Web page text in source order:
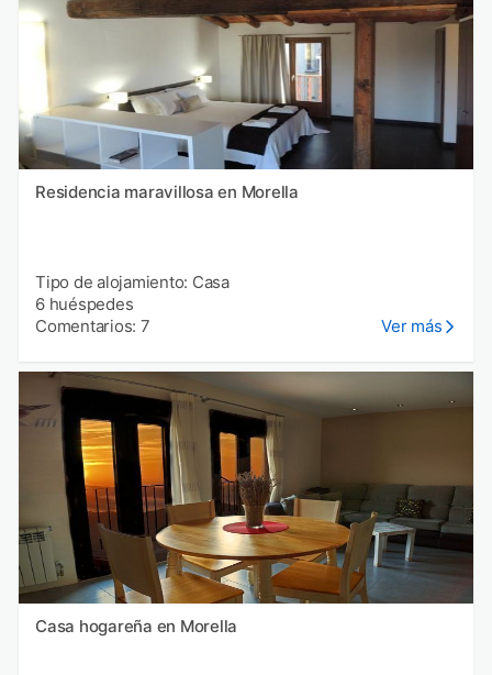
Residencia maravillosa en Morella
Tipo de alojamiento: Casa
6 huéspedes
Comentarios: 7
Ver más
Casa hogareña en Morella